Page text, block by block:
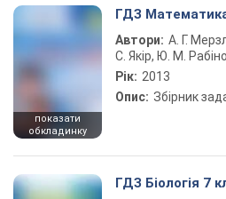
показати
обкладинку
ГДЗ
Автори: А. Г.
С. Якір, Ю. М.
Рік: 2013
Опис: Збірник
ГДЗ Біологія 7